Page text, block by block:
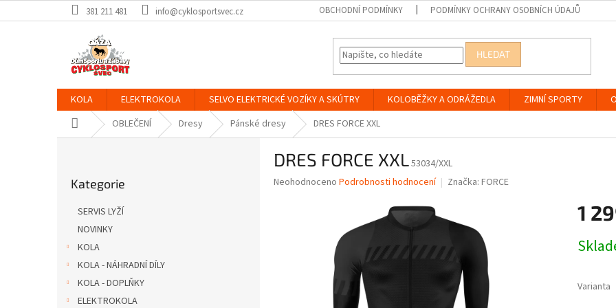
na
381 211 481 info@cyklosportsvec.cz OBCHODNÍ PODMÍNKY PODMÍNKY OCHRANY OSOBNÍCH ÚDAJŮ
HLEDAT
KOLA ELEKTROKOLA SELVO ELEKTRICKÉ VOZÍKY A SKÚTRY KOLOBĚŽKY A ODRÁŽEDLA ZIMNÍ SPORTY
Domů OBLEČENÍ Dresy Pánské dresy DRES FORCE XXL
kategorie
Kategorie
SERVIS LYŽÍ
NOVINKY
KOLA
KOLA - NÁHRADNÍ DÍLY
KOLA - DOPLŇKY
ELEKTROKOLA
DRES FORCE XXL53034/XXL
Průměrné
Neohodnoceno Podrobnosti hodnocení Značka: FORCE
1
cena:
Varianta